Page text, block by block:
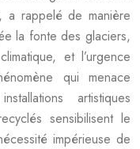
a rappelé de manière
la fonte des glaciers,
et l’urgence
qui menace
artistiques
sensibilisent le
impérieuse de